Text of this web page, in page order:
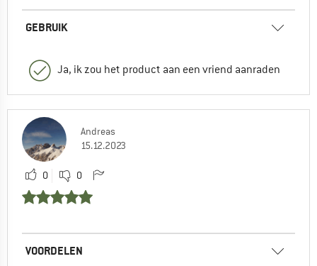
GEBRUIK
Ja, ik zou het product aan een vriend aanraden
Andreas
15.12.2023
0 0
VOORDELEN